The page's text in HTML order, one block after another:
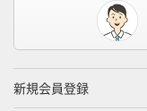
新規会員登録